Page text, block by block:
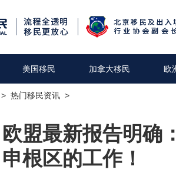
美国移民 加拿大移民 欧
> 热门移民资讯 >
欧盟最新报告明确
申根区的工作！